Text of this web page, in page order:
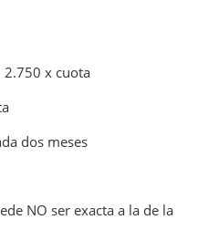
x cuota
dos meses
NO ser exacta a la de la